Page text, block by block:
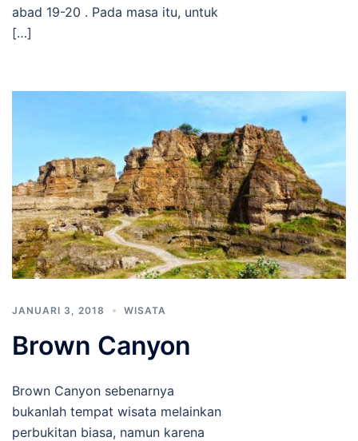
abad 19-20 . Pada masa itu, untuk
[…]
JANUARI 3, 2018 WISATA
Brown Canyon
Brown Canyon sebenarnya
bukanlah tempat wisata melainkan
perbukitan biasa, namun karena